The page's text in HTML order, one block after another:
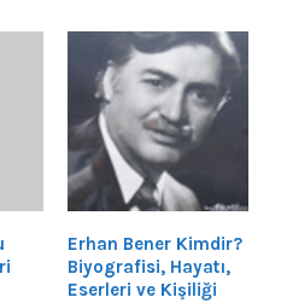
Erhan Bener Kimdir?
Biyografisi, Hayatı,
Eserleri ve Kişiliği